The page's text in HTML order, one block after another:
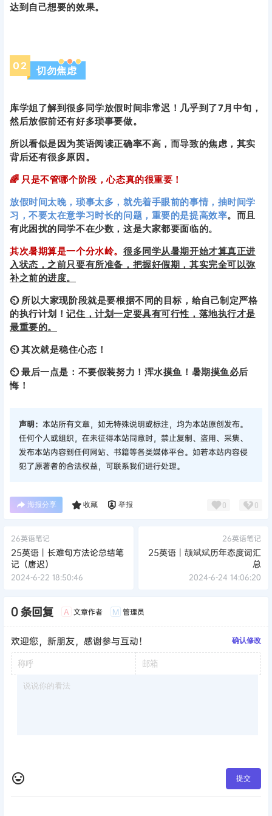
达到自己想要的效果。
0 2 切勿焦虑
库学姐了解到很多同学放假时间非常迟！几乎到了7月中旬，
然后放假前还有好多琐事要做。
所以看似是因为英语阅读正确率不高，而导致的焦虑，其实
背后还有很多原因。
🌈 只是不管哪个阶段，心态真的很重要！
放假时间太晚，琐事太多，就先着手眼前的事情，抽时间学
习，不要太在意学习时长的问题，重要的是提高效率。而且
有此困扰的同学不在少数，这是大家都要面临的。
其次暑期算是一个分水岭。 很多同学从暑期开始才算真正进
入状态，之前只要有所准备，把握好假期，其实完全可以弥
补之前的进度。
⏲ 所以大家现阶段就是要根据不同的目标，给自己制定严格
的执行计划！记住，计划一定要具有可行性，落地执行才是
最重要的。
⏲ 其次就是稳住心态！
⏲ 最后一点是：不要假装努力！浑水摸鱼！暑期摸鱼必后
悔！
声明： 本站所有文章，如无特殊说明或标注，均为本站原创发布。
任何个人或组织，在未征得本站同意时，禁止复制、盗用、采集、
发布本站内容到任何网站、书籍等各类媒体平台。如若本站内容侵
犯了原著者的合法权益，可联系我们进行处理。
海报分享 收藏 举报 0 0
26英语笔记
25英语丨长难句方法论总结笔
记（唐迟）
2024-6-22 18:50:46
26英语笔记
25英语丨颉斌斌历年态度词汇
总
2024-6-24 14:06:20
0 条回复 A 文章作者 M 管理员
欢迎您，新朋友，感谢参与互动！ 确认修改
提交